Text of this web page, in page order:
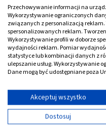
Chondromalacja -
Przechowywanie informacji na
Wykorzystywanie ograniczonych
związanych z personalizacją
spersonalizowanych reklam.
Wykorzystywanie profili w doborze
wydajności reklam. Pomiar
statystyce lub kombinacji danych z
ulepszanie usług. Wykorzystywanie
Dane mogą być udostępniane poza
Wyświetl listę partnerów
Używamy Twoich danych w
Cele przetwarzania IAB:
Akceptuj wszystko
Dostosuj